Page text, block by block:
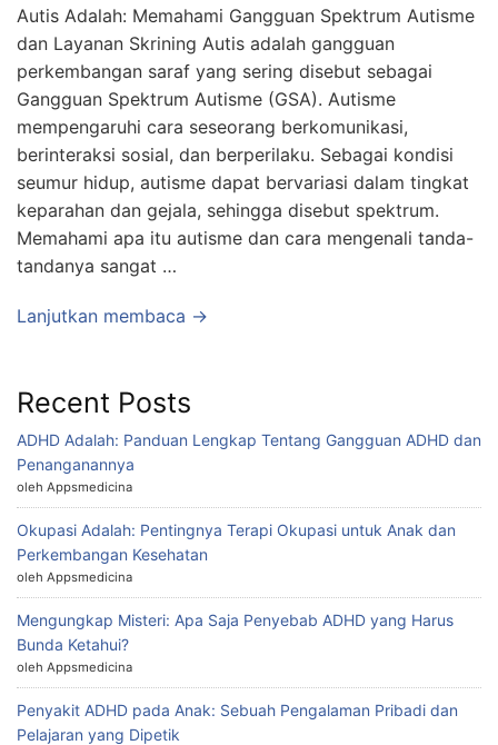
Autis Adalah: Memahami Gangguan Spektrum Autisme
dan Layanan Skrining Autis adalah gangguan
perkembangan saraf yang sering disebut sebagai
Gangguan Spektrum Autisme (GSA). Autisme
mempengaruhi cara seseorang berkomunikasi,
berinteraksi sosial, dan berperilaku. Sebagai kondisi
seumur hidup, autisme dapat bervariasi dalam tingkat
keparahan dan gejala, sehingga disebut spektrum.
Memahami apa itu autisme dan cara mengenali tanda-
tandanya sangat …
Lanjutkan membaca →
Recent Posts
ADHD Adalah: Panduan Lengkap Tentang Gangguan ADHD dan
Penanganannya
oleh Appsmedicina
Okupasi Adalah: Pentingnya Terapi Okupasi untuk Anak dan
Perkembangan Kesehatan
oleh Appsmedicina
Mengungkap Misteri: Apa Saja Penyebab ADHD yang Harus
Bunda Ketahui?
oleh Appsmedicina
Penyakit ADHD pada Anak: Sebuah Pengalaman Pribadi dan
Pelajaran yang Dipetik